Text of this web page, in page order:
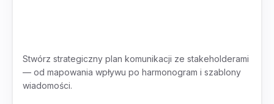
Stwórz strategiczny plan komunikacji ze stakeholderami
— od mapowania wpływu po harmonogram i szablony
wiadomości.